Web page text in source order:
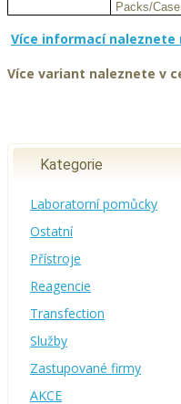
Packs/Case
Více informací naleznete
Více variant naleznete v
Kategorie
Laboratorní pomůcky
Ostatní
Přístroje
Reagencie
Transfection
Služby
Zastupované firmy
AKCE